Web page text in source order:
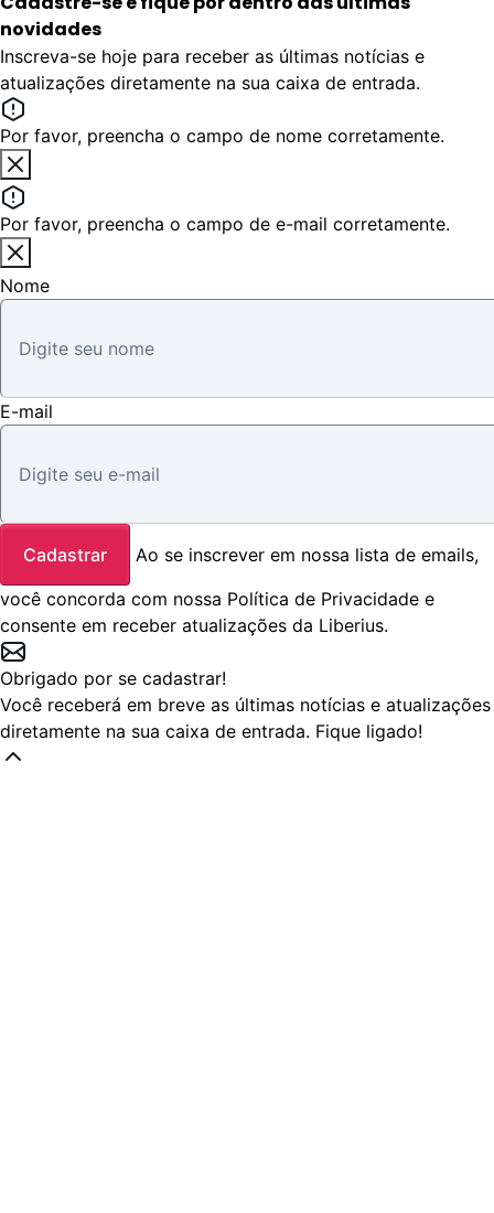
novidades
Inscreva-se hoje para receber as últimas notícias e
atualizações diretamente na sua caixa de entrada.
Por favor, preencha o campo de nome corretamente.
Por favor, preencha o campo de e-mail corretamente.
Nome
E-mail
Cadastrar
Ao se inscrever em nossa lista de emails,
você concorda com nossa Política de Privacidade e
consente em receber atualizações da Liberius.
Obrigado por se cadastrar!
Você receberá em breve as últimas notícias e atualizações
diretamente na sua caixa de entrada. Fique ligado!